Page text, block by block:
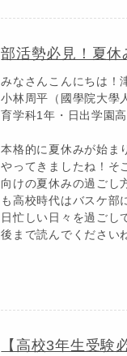
部活勢必見！夏休
みなさんこんにちは！
小林周平（國學院大學
育学科1年・日出学園
本格的に夏休みが始ま
やってきましたね！そ
向けの夏休みの過ごし
も高校時代はバスケ部
日忙しい日々を過ごし
後まで読んでください
【高校3年生受験